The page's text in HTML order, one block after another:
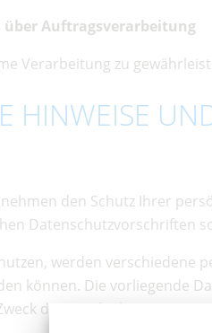
über Auftragsverarbeitung
Verarbeitung zu
HINWEISE
den Schutz Ihrer
Datenschutzvorschriften
werden verschiedene
können. Die vorliegende
das geschieht.